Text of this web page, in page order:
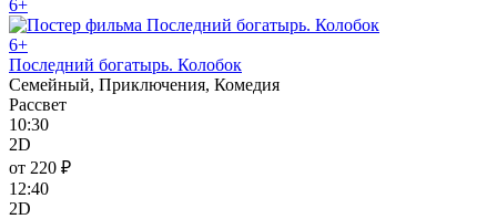
6+
6+
Последний богатырь. Колобок
Семейный, Приключения, Комедия
Рассвет
10:30
2D
от 220 ₽
12:40
2D